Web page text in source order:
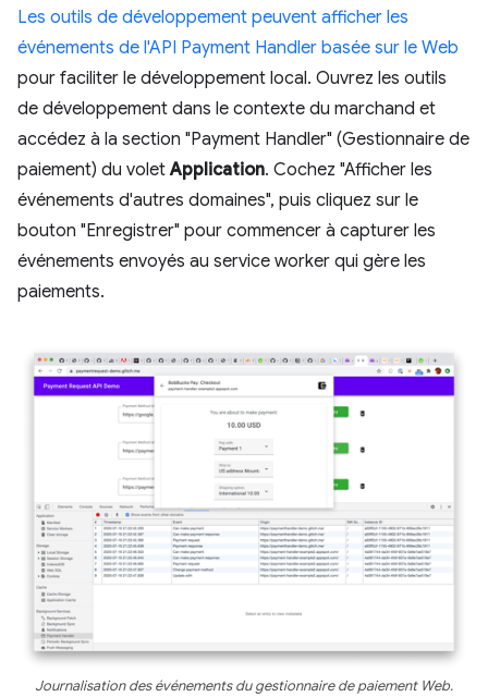
Les outils de développement peuvent afficher les
événements de l'API Payment Handler basée sur le Web
pour faciliter le développement local. Ouvrez les outils
de développement dans le contexte du marchand et
accédez à la section "Payment Handler" (Gestionnaire de
paiement) du voletApplication. Cochez "Afficher les
événements d'autres domaines", puis cliquez sur le
bouton "Enregistrer" pour commencer à capturer les
événements envoyés au service worker qui gère les
paiements.
Journalisation des événements du gestionnaire de paiement Web.